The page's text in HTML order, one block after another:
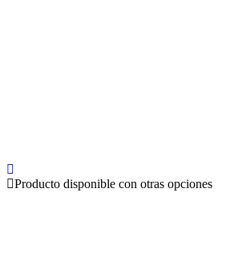
Producto disponible con otras opciones